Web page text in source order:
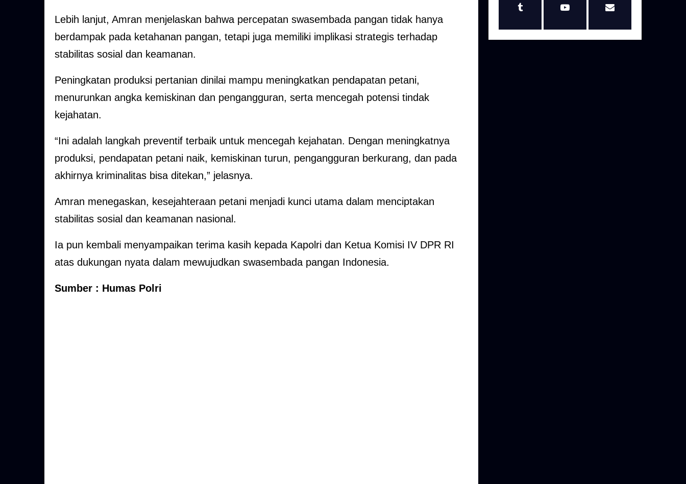
Lebih lanjut, Amran menjelaskan bahwa percepatan swasembada pangan tidak hanya
berdampak pada ketahanan pangan, tetapi juga memiliki implikasi strategis terhadap
stabilitas sosial dan keamanan.
Peningkatan produksi pertanian dinilai mampu meningkatkan pendapatan petani,
menurunkan angka kemiskinan dan pengangguran, serta mencegah potensi tindak
kejahatan.
“Ini adalah langkah preventif terbaik untuk mencegah kejahatan. Dengan meningkatnya
produksi, pendapatan petani naik, kemiskinan turun, pengangguran berkurang, dan pada
akhirnya kriminalitas bisa ditekan,” jelasnya.
Amran menegaskan, kesejahteraan petani menjadi kunci utama dalam menciptakan
stabilitas sosial dan keamanan nasional.
Ia pun kembali menyampaikan terima kasih kepada Kapolri dan Ketua Komisi IV DPR RI
atas dukungan nyata dalam mewujudkan swasembada pangan Indonesia.
Sumber : Humas Polri